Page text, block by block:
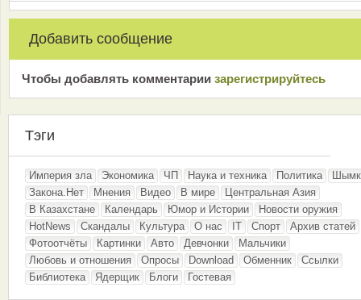
Добавить сообщение
Чтобы добавлять комментарии зарeгиcтрирyйтeсь
Тэги
Империя зла Экономика ЧП Наука и техника Политика
Закона.Нет
Мнения Видео В мире
Центральная Азия
В Казахстане
Календарь Юмор и Истории
Новости оружия
HotNews
Скандалы Культура О нас IT Спорт
Архив статей
Фотоотчёты
Картинки Авто Девчонки
Мальчики
Любовь и отношения
Опросы Download Обменник
Ссылки
Библиотека
Ядерщик Блоги Гостевая